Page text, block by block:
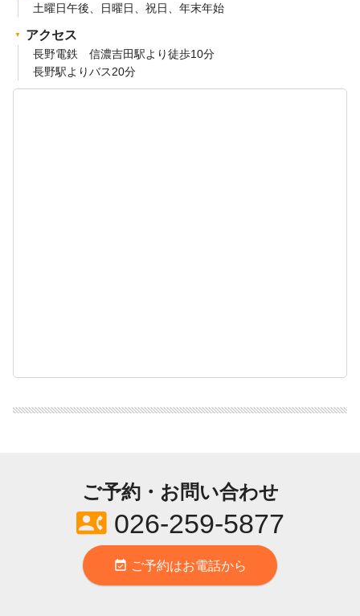
土曜日午後、日曜日、祝日、年末年始
アクセス
長野電鉄 信濃吉田駅より徒歩10分
長野駅よりバス20分
ご予約・お問い合わせ
contact_phone026-259-5877
event_available ご予約はお電話から